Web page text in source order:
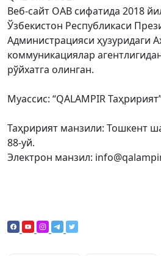
Веб-сайт ОАВ сифатида 2018
Ўзбекистон Республикаси
Администрацияси ҳузуридаги
коммуникациялар
рўйхатга олинган.
Муассис: “QALAMPIR
Таҳририят манзили: Тошкент
88-уй.
Электрон манзил: